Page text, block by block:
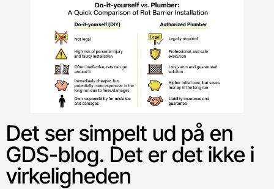
Det ser simpelt ud på en
GDS-blog. Det er det ikke i
virkeligheden